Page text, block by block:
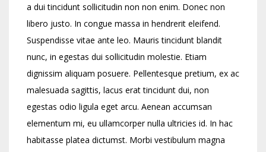
a dui tincidunt sollicitudin non non enim. Donec non
libero justo. In congue massa in hendrerit eleifend.
Suspendisse vitae ante leo. Mauris tincidunt blandit
nunc, in egestas dui sollicitudin molestie. Etiam
dignissim aliquam posuere. Pellentesque pretium, ex ac
malesuada sagittis, lacus erat tincidunt dui, non
egestas odio ligula eget arcu. Aenean accumsan
elementum mi, eu ullamcorper nulla ultricies id. In hac
habitasse platea dictumst. Morbi vestibulum magna